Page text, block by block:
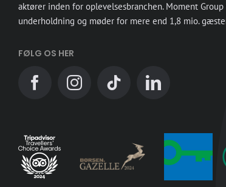
aktører inden for oplevelsesbranchen. Moment Group
underholdning og møder for mere end 1,8 mio.
FØLG OS HER